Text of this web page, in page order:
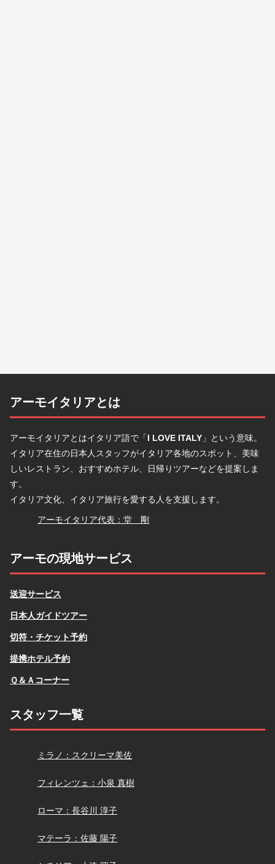
アーモイタリアとは
アーモイタリアとはイタリア語で「I LOVE ITALY 」という意味。
イタリア在住の日本人スタッフがイタリア各地のスポット、美味
しいレストラン、おすすめホテル、日帰りツアーなどを提案しま
す。
イタリア文化、イタリア旅行を愛する人を支援します。
堂
アーモイタリア代表：堂 剛
アーモの現地サービス
送迎サービス
日本人ガイドツアー
切符・チケット予約
提携ホテル予約
Ｑ＆Ａコーナー
スタッフ一覧
スクリーマ
ミラノ：スクリーマ美佐
小泉
フィレンツェ：小泉 真樹
長谷川
ローマ：長谷川 淳子
佐藤
マテーラ：佐藤 陽子